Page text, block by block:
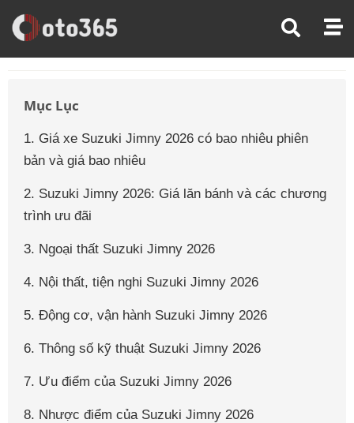
Trang Chủ Giá Xe Ô Tô
Mục Lục
1. Giá xe Suzuki Jimny 2026 có bao nhiêu phiên
bản và giá bao nhiêu
2. Suzuki Jimny 2026: Giá lăn bánh và các chương
trình ưu đãi
3. Ngoại thất Suzuki Jimny 2026
4. Nội thất, tiện nghi Suzuki Jimny 2026
5. Động cơ, vận hành Suzuki Jimny 2026
6. Thông số kỹ thuật Suzuki Jimny 2026
7. Ưu điểm của Suzuki Jimny 2026
8. Nhược điểm của Suzuki Jimny 2026